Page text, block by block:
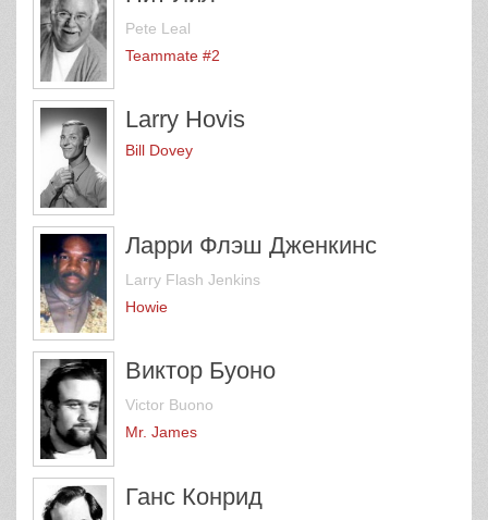
Pete Leal
Teammate #2
Larry Hovis
Bill Dovey
Ларри Флэш Дженкинс
Larry Flash Jenkins
Howie
Виктор Буоно
Victor Buono
Mr. James
Ганс Конрид